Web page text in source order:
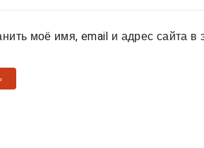
моё имя, email и адрес сайта